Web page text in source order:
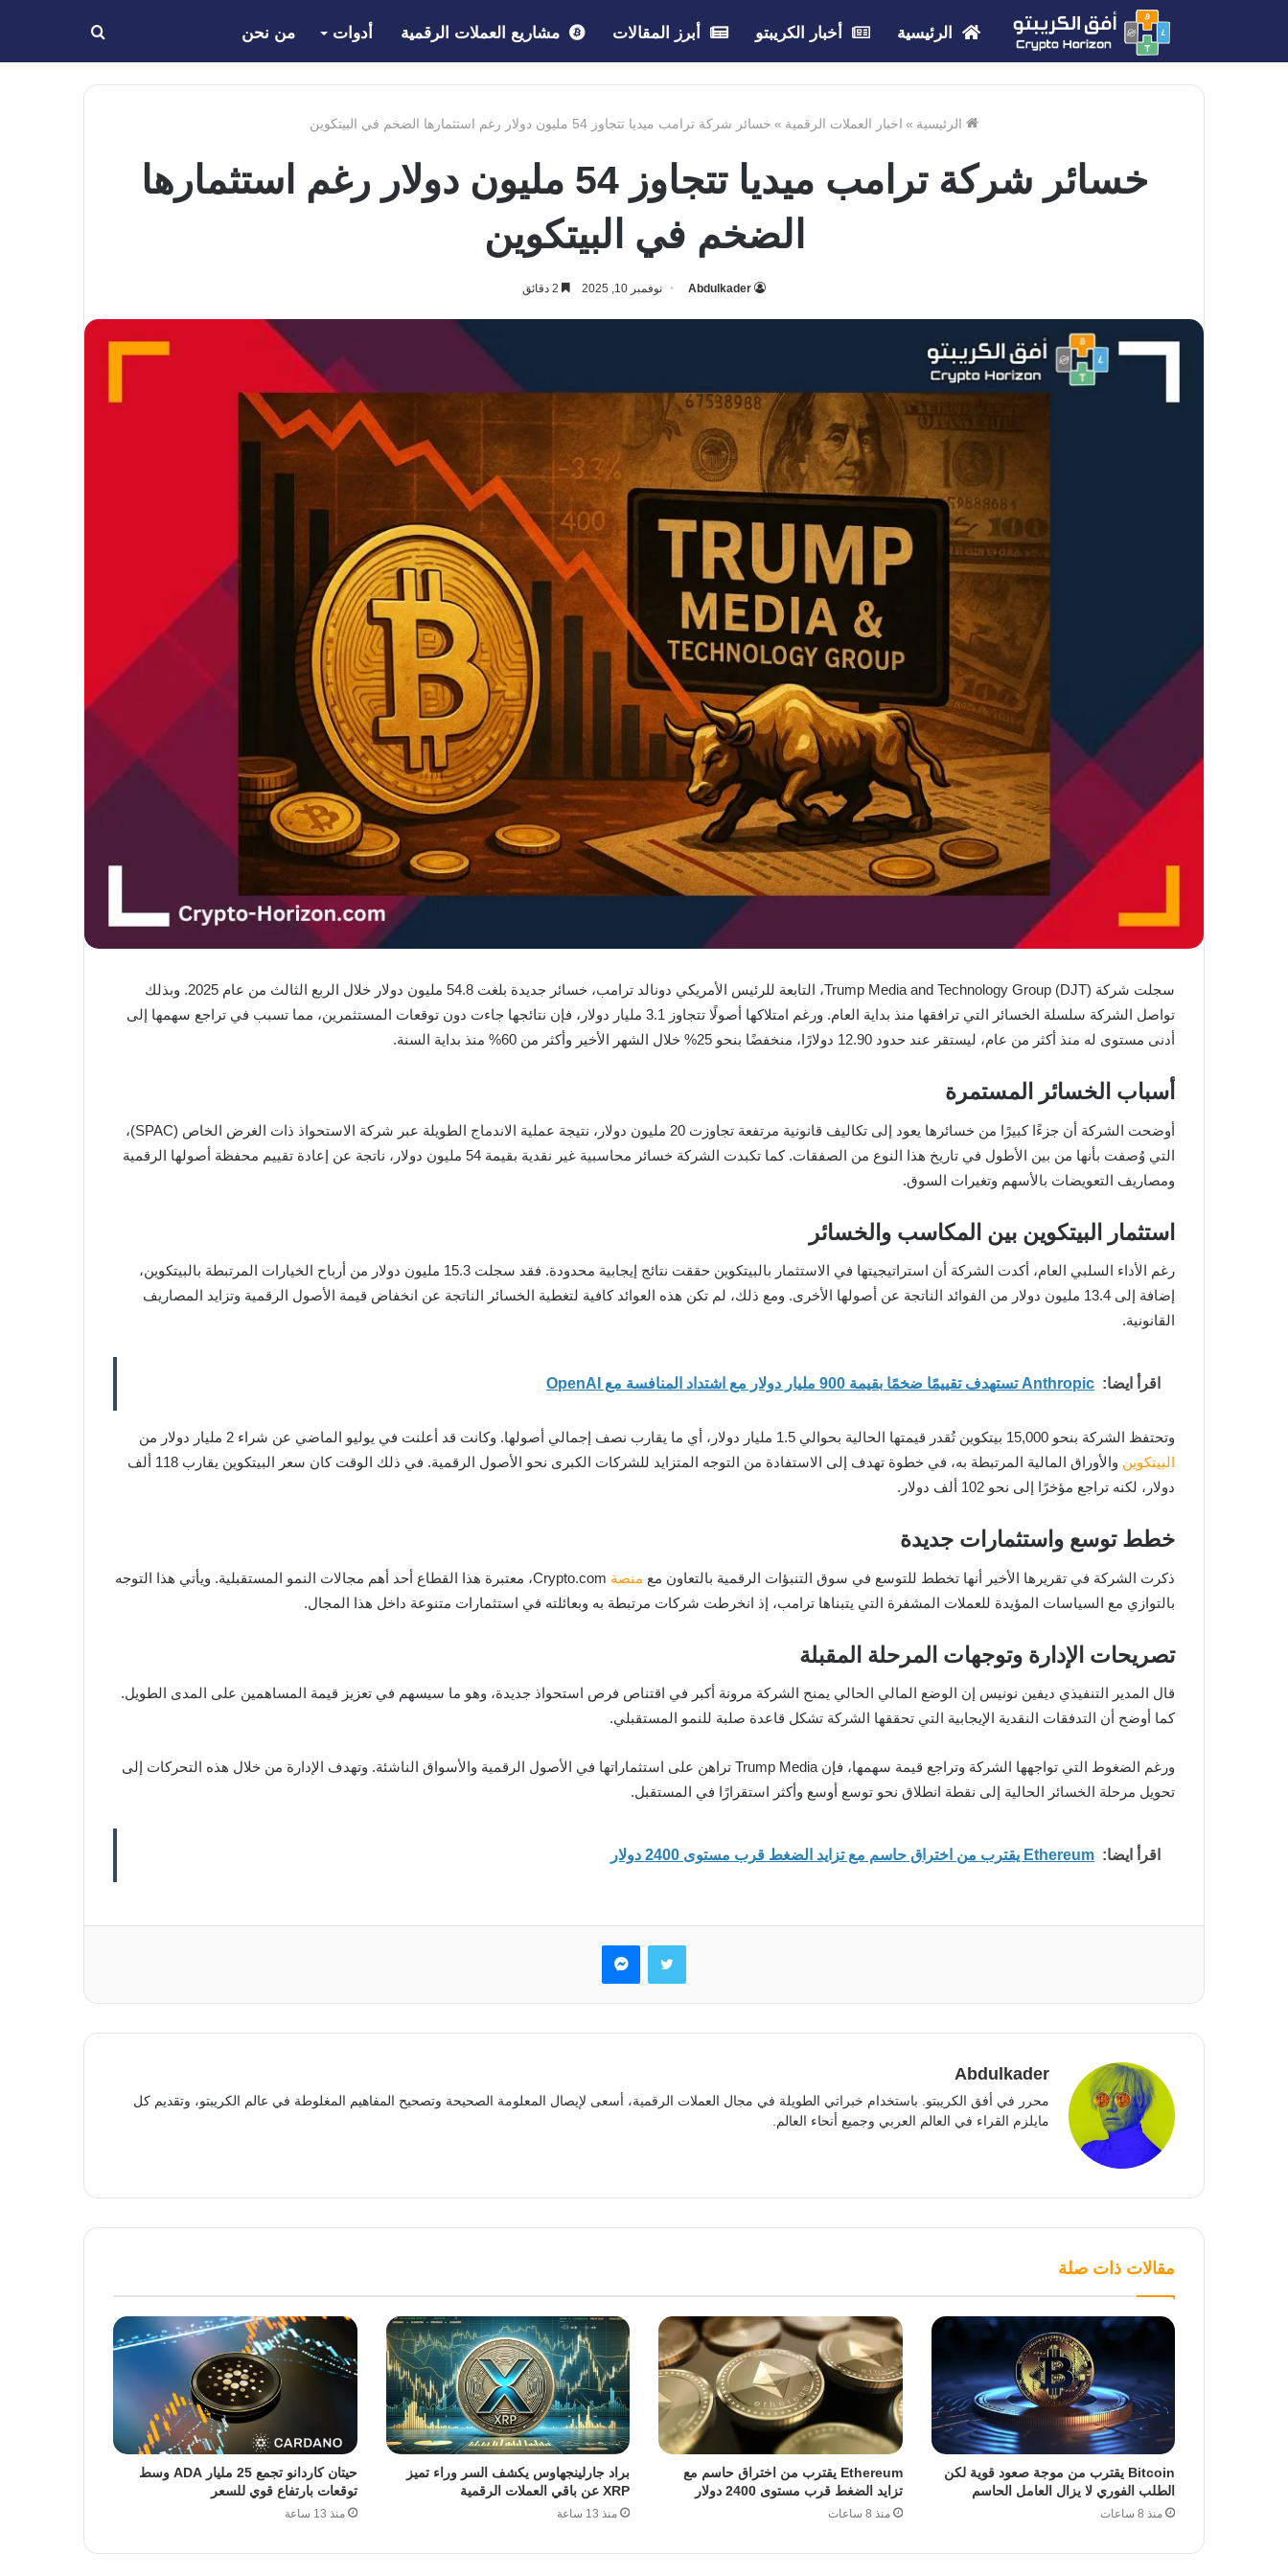
الرئيسية أخبار الكريبتو أبرز المقالات مشاريع العملات الرقمية أدوات من نحن بحث
عن
الرئيسية » اخبار العملات الرقمية » خسائر شركة ترامب ميديا تتجاوز 54 مليون دولار رغم استثمارها الضخم في البيتكوين
خسائر شركة ترامب ميديا تتجاوز 54 مليون دولار رغم استثمارها
الضخم في البيتكوين
Abdulkader نوفمبر 10, 2025
سجلت شركة Trump Media and Technology Group (DJT)، التابعة للرئيس الأمريكي دونالد ترامب، خسائر جديدة بلغت 54.8 مليون دولار خلال الربع الثالث من عام 2025. وبذلك
تواصل الشركة سلسلة الخسائر التي ترافقها منذ بداية العام. ورغم امتلاكها أصولًا تتجاوز 3.1 مليار دولار، فإن نتائجها جاءت دون توقعات المستثمرين، مما تسبب في تراجع سهمها إلى
أدنى مستوى له منذ أكثر من عام، ليستقر عند حدود 12.90 دولارًا، منخفضًا بنحو 25% خلال الشهر الأخير وأكثر من 60% منذ بداية السنة.
أسباب الخسائر المستمرة
أوضحت الشركة أن جزءًا كبيرًا من خسائرها يعود إلى تكاليف قانونية مرتفعة تجاوزت 20 مليون دولار، نتيجة عملية الاندماج الطويلة عبر شركة الاستحواذ ذات الغرض الخاص (SPAC)،
التي وُصفت بأنها من بين الأطول في تاريخ هذا النوع من الصفقات. كما تكبدت الشركة خسائر محاسبية غير نقدية بقيمة 54 مليون دولار، ناتجة عن إعادة تقييم محفظة أصولها الرقمية
ومصاريف التعويضات بالأسهم وتغيرات السوق.
استثمار البيتكوين بين المكاسب والخسائر
رغم الأداء السلبي العام، أكدت الشركة أن استراتيجيتها في الاستثمار بالبيتكوين حققت نتائج إيجابية محدودة. فقد سجلت 15.3 مليون دولار من أرباح الخيارات المرتبطة بالبيتكوين،
إضافة إلى 13.4 مليون دولار من الفوائد الناتجة عن أصولها الأخرى. ومع ذلك، لم تكن هذه العوائد كافية لتغطية الخسائر الناتجة عن انخفاض قيمة الأصول الرقمية وتزايد المصاريف
القانونية.
اقرأ ايضا: Anthropic تستهدف تقييمًا ضخمًا بقيمة 900 مليار دولار مع اشتداد المنافسة مع OpenAI
وتحتفظ الشركة بنحو 15,000 بيتكوين تُقدر قيمتها الحالية بحوالي 1.5 مليار دولار، أي ما يقارب نصف إجمالي أصولها. وكانت قد أعلنت في يوليو الماضي عن شراء 2 مليار دولار من
البيتكوين
والأوراق المالية المرتبطة به، في خطوة تهدف إلى الاستفادة من التوجه المتزايد للشركات الكبرى نحو الأصول الرقمية. في ذلك الوقت كان سعر البيتكوين يقارب 118 ألف
دولار، لكنه تراجع مؤخرًا إلى نحو 102 ألف دولار.
خطط توسع واستثمارات جديدة
ذكرت الشركة في تقريرها الأخير أنها تخطط للتوسع في سوق التنبؤات الرقمية بالتعاون مع منصة
Crypto.com، معتبرة هذا القطاع أحد أهم مجالات النمو المستقبلية. ويأتي هذا التوجه
بالتوازي مع السياسات المؤيدة للعملات المشفرة التي يتبناها ترامب، إذ انخرطت شركات مرتبطة به وبعائلته في استثمارات متنوعة داخل هذا المجال.
تصريحات الإدارة وتوجهات المرحلة المقبلة
قال المدير التنفيذي ديفين نونيس إن الوضع المالي الحالي يمنح الشركة مرونة أكبر في اقتناص فرص استحواذ جديدة، وهو ما سيسهم في تعزيز قيمة المساهمين على المدى الطويل.
كما أوضح أن التدفقات النقدية الإيجابية التي تحققها الشركة تشكل قاعدة صلبة للنمو المستقبلي.
ورغم الضغوط التي تواجهها الشركة وتراجع قيمة سهمها، فإن Trump Media تراهن على استثماراتها في الأصول الرقمية والأسواق الناشئة. وتهدف الإدارة من خلال هذه التحركات إلى
تحويل مرحلة الخسائر الحالية إلى نقطة انطلاق نحو توسع أوسع وأكثر استقرارًا في المستقبل.
اقرأ ايضا: Ethereum يقترب من اختراق حاسم مع تزايد الضغط قرب مستوى 2400 دولار
تويتر ماسنجر
Abdulkader
محرر في أفق الكريبتو. باستخدام خبراتي الطويلة في مجال العملات الرقمية، أسعى لإيصال المعلومة الصحيحة وتصحيح المفاهيم المغلوطة في عالم الكريبتو، وتقديم كل
مايلزم القراء في العالم العربي وجميع أنحاء العالم.
مقالات ذات صلة
Bitcoin يقترب من موجة صعود قوية لكن
الطلب الفوري لا يزال العامل الحاسم
منذ 8 ساعات
Ethereum يقترب من اختراق حاسم مع
تزايد الضغط قرب مستوى 2400 دولار
منذ 8 ساعات
براد جارلينجهاوس يكشف السر وراء تميز
XRP عن باقي العملات الرقمية
منذ 13 ساعة
حيتان كاردانو تجمع 25 مليار ADA وسط
توقعات بارتفاع قوي للسعر
منذ 13 ساعة